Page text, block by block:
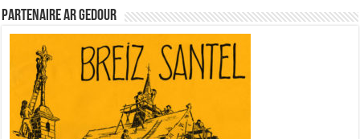
Partenaire Ar Gedour